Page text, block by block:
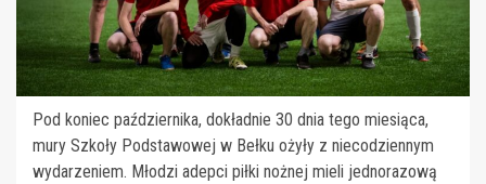
Pod koniec października, dokładnie 30 dnia tego miesiąca,
mury Szkoły Podstawowej w Bełku ożyły z niecodziennym
wydarzeniem. Młodzi adepci piłki nożnej mieli jednorazową